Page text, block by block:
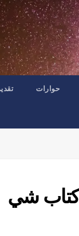
حوارات
كتاب شي